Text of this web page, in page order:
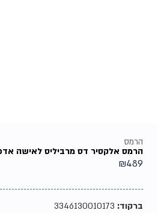
הרמס
הרמס אלקסיר דס מרביליס לאישה אדפ 100מל
₪489
ברקוד:3346130010173